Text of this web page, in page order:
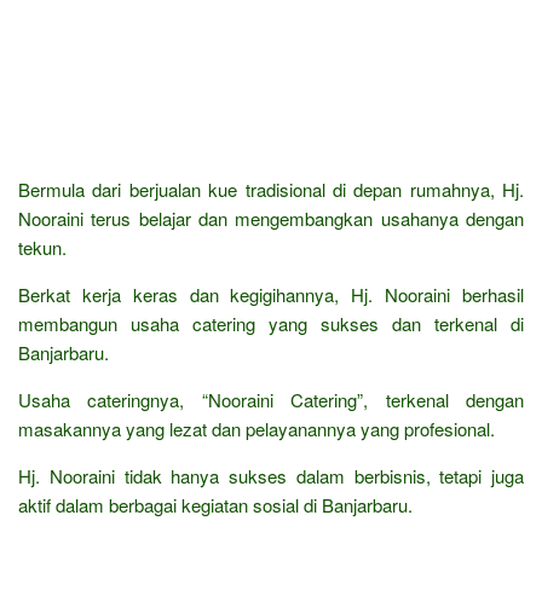
Bermula dari berjualan kue tradisional di depan rumahnya, Hj.
Nooraini terus belajar dan mengembangkan usahanya dengan
tekun.
Berkat kerja keras dan kegigihannya, Hj. Nooraini berhasil
membangun usaha catering yang sukses dan terkenal di
Banjarbaru.
Usaha cateringnya, “Nooraini Catering”, terkenal dengan
masakannya yang lezat dan pelayanannya yang profesional.
Hj. Nooraini tidak hanya sukses dalam berbisnis, tetapi juga
aktif dalam berbagai kegiatan sosial di Banjarbaru.